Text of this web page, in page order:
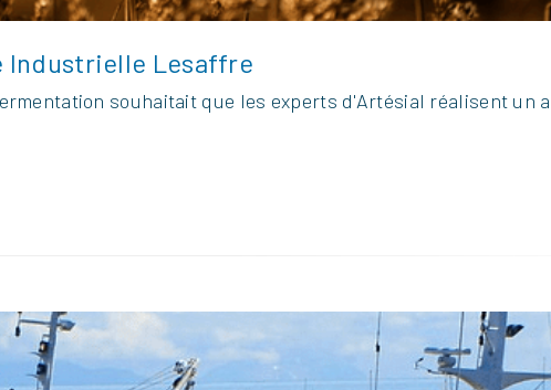
Industrielle Lesaffre
souhaitait que les experts d'Artésial réalisent un